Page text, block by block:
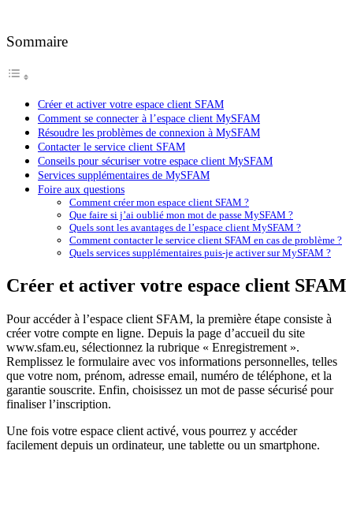
Sommaire
Créer et activer votre espace client SFAM
Comment se connecter à l’espace client MySFAM
Résoudre les problèmes de connexion à MySFAM
Contacter le service client SFAM
Conseils pour sécuriser votre espace client MySFAM
Services supplémentaires de MySFAM
Foire aux questions
Comment créer mon espace client SFAM ?
Que faire si j’ai oublié mon mot de passe MySFAM ?
Quels sont les avantages de l’espace client MySFAM ?
Comment contacter le service client SFAM en cas de problème ?
Quels services supplémentaires puis-je activer sur MySFAM ?
Créer et activer votre espace client SFAM
Pour accéder à l’espace client SFAM, la première étape consiste à
créer votre compte en ligne. Depuis la page d’accueil du site
www.sfam.eu, sélectionnez la rubrique « Enregistrement ».
Remplissez le formulaire avec vos informations personnelles, telles
que votre nom, prénom, adresse email, numéro de téléphone, et la
garantie souscrite. Enfin, choisissez un mot de passe sécurisé pour
finaliser l’inscription.
Une fois votre espace client activé, vous pourrez y accéder
facilement depuis un ordinateur, une tablette ou un smartphone.